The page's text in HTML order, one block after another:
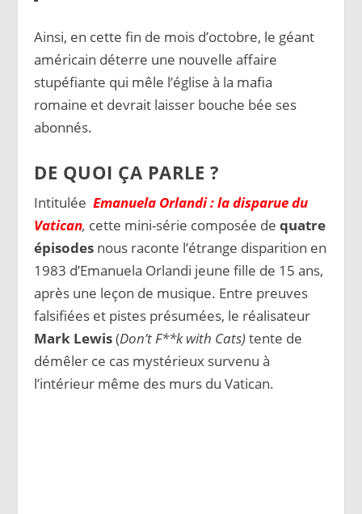
Ainsi, en cette fin de mois d’octobre, le géant
américain déterre une nouvelle affaire
stupéfiante qui mêle l’église à la mafia
romaine et devrait laisser bouche bée ses
abonnés.
DE QUOI ÇA PARLE ?
IntituléeEmanuela Orlandi : la disparue du
Vatican, cette mini-série composée dequatre
épisodes nous raconte l’étrange disparition en
1983 d’Emanuela Orlandi jeune fille de 15 ans,
après une leçon de musique. Entre preuves
falsifiées et pistes présumées, le réalisateur
Mark Lewis(Don’t F**k with Cats)tente de
démêler ce cas mystérieux survenu à
l’intérieur même des murs du Vatican.